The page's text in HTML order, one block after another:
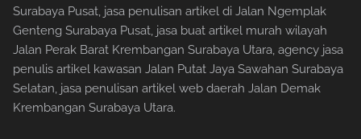
Surabaya Pusat, jasa penulisan artikel di Jalan Ngemplak
Genteng Surabaya Pusat, jasa buat artikel murah wilayah
Jalan Perak Barat Krembangan Surabaya Utara, agency jasa
penulis artikel kawasan Jalan Putat Jaya Sawahan Surabaya
Selatan, jasa penulisan artikel web daerah Jalan Demak
Krembangan Surabaya Utara.